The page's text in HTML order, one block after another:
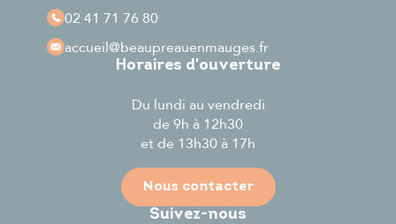
02 41 71 76 80
accueil@beaupreauenmauges.fr
Horaires d'ouverture
Du lundi au vendredi
de 9h à 12h30
et de 13h30 à 17h
Nous contacter
Suivez-nous